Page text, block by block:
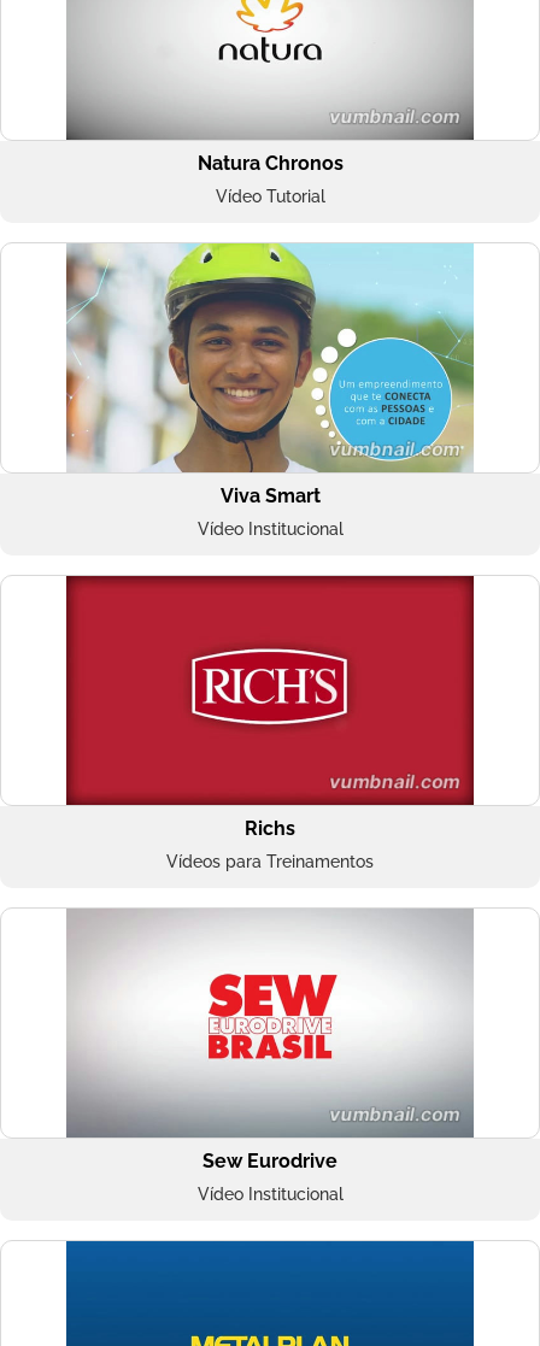
Natura Chronos
Vídeo Tutorial
Viva Smart
Vídeo Institucional
Richs
Vídeos para Treinamentos
Sew Eurodrive
Vídeo Institucional